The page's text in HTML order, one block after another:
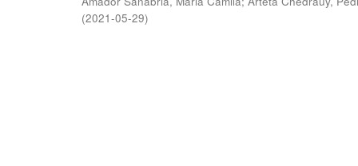
(2021-05-29)